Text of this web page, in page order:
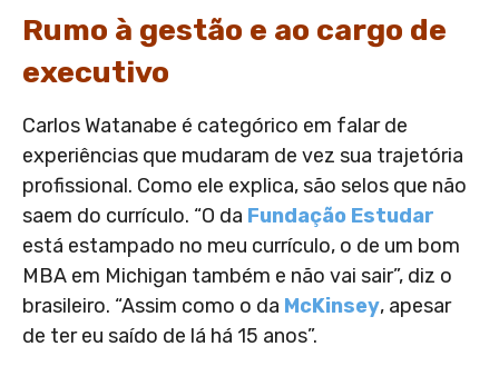
Rumo à gestão e ao cargo de
executivo
Carlos Watanabe é categórico em falar de
experiências que mudaram de vez sua trajetória
profissional. Como ele explica, são selos que não
saem do currículo. “O da Fundação Estudar
está estampado no meu currículo, o de um bom
MBA em Michigan também e não vai sair”, diz o
brasileiro. “Assim como o da McKinsey, apesar
de ter eu saído de lá há 15 anos”.